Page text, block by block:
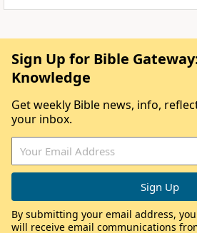
Sign Up for Bible
Knowledge
Get weekly Bible news, info,
your inbox.
By submitting your email address,
will receive email communications